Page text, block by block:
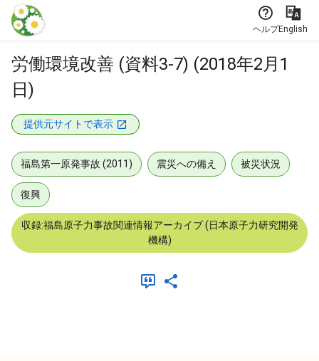
本文に飛ぶ
ヘルプEnglish
労働環境改善 (資料3-7) (2018年2月1
日)
提供元サイトで表示
福島第一原発事故 (2011) 震災への備え 被災状況
復興
収録:福島原子力事故関連情報アーカイブ (日本原子力研究開発
機構)